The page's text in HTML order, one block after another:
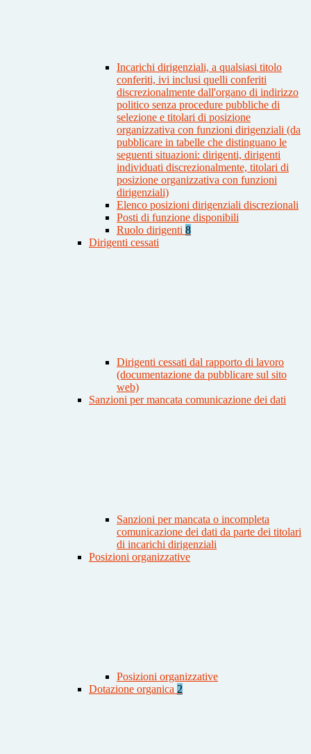
Incarichi dirigenziali, a qualsiasi titolo
conferiti, ivi inclusi quelli conferiti
discrezionalmente dall'organo di indirizzo
politico senza procedure pubbliche di
selezione e titolari di posizione
organizzativa con funzioni dirigenziali (da
pubblicare in tabelle che distinguano le
seguenti situazioni: dirigenti, dirigenti
individuati discrezionalmente, titolari di
posizione organizzativa con funzioni
dirigenziali)
Elenco posizioni dirigenziali discrezionali
Posti di funzione disponibili
Ruolo dirigenti 8
Dirigenti cessati
Dirigenti cessati dal rapporto di lavoro
(documentazione da pubblicare sul sito
web)
Sanzioni per mancata comunicazione dei dati
Sanzioni per mancata o incompleta
comunicazione dei dati da parte dei titolari
di incarichi dirigenziali
Posizioni organizzative
Posizioni organizzative
Dotazione organica 2